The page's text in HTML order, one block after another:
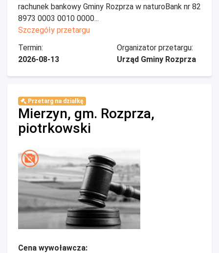
rachunek bankowy Gminy Rozprza w naturoBank nr 82
8973 0003 0010 0000...
Szczegóły przetargu
Termin:
2026-08-13
Organizator przetargu:
Urząd Gminy Rozprza
Przetarg na działkę
Mierzyn, gm. Rozprza,
piotrkowski
Cena wywoławcza: